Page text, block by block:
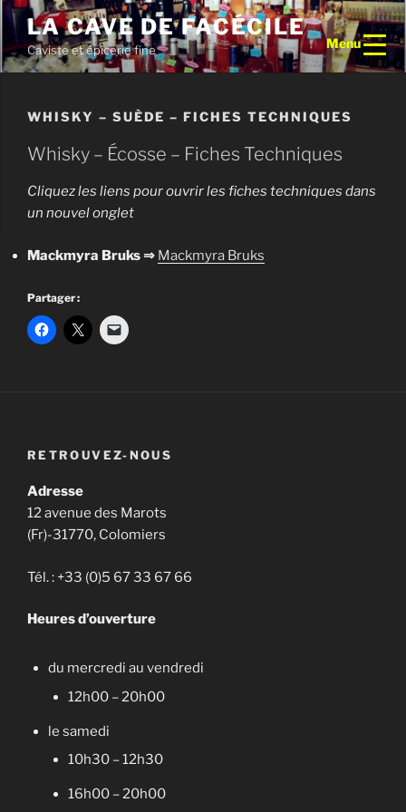
Menu
Aller
au
contenu
principal
LA CAVE DE FACÉCILE
Caviste et épicerie fine
WHISKY – SUÈDE – FICHES TECHNIQUES
Whisky – Écosse – Fiches Techniques
Cliquez les liens pour ouvrir les fiches techniques dans
un nouvel onglet
Mackmyra Bruks ⇒ Mackmyra Bruks
Partager :
RETROUVEZ-NOUS
Adresse
12 avenue des Marots
(Fr)-31770, Colomiers
Tél. : +33 (0)5 67 33 67 66
Heures d’ouverture
du mercredi au vendredi
12h00 – 20h00
le samedi
10h30 – 12h30
16h00 – 20h00